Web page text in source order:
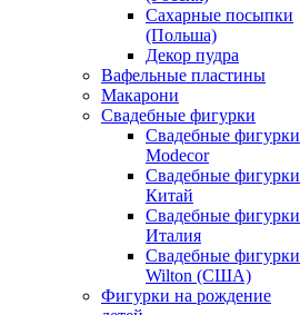
Сахарные посыпки
(Польша)
Декор пудра
Вафельные пластины
Макарони
Свадебные фигурки
Свадебные фигурки
Modecor
Свадебные фигурки
Китай
Свадебные фигурки
Италия
Свадебные фигурки
Wilton (США)
Фигурки на рождение